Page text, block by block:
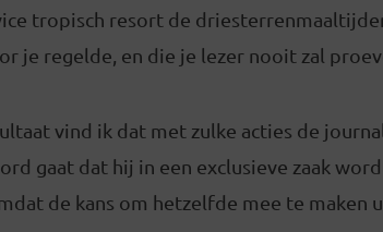
tropisch resort de
je regelde, en die je lezer nooit zal
vind ik dat met zulke acties de
gaat dat hij in een exclusieve zaak
de kans om hetzelfde mee te maken